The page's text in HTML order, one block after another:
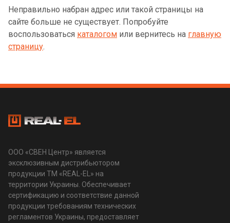
Неправильно набран адрес или такой страницы на
сайте больше не существует. Попробуйте
воспользоваться каталогом или вернитесь на главную
страницу.
ООО «СВЕН Центр» является
эксклюзивным дистрибьютором
продукции ТМ «REAL-EL» на
территории Украины. Обеспечивает
сертификацию и соответствие данной
продукции требованиям технических
регламентов Украины, предоставляет